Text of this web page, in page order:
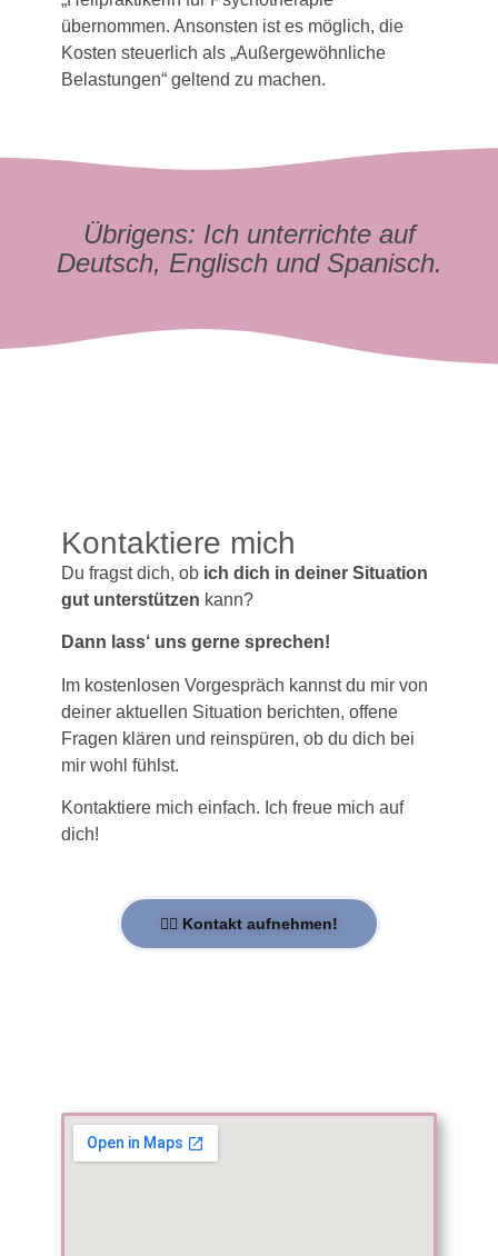
übernommen. Ansonsten ist es möglich, die
Kosten steuerlich als „Außergewöhnliche
Belastungen“ geltend zu machen.
Übrigens: Ich unterrichte auf
Deutsch, Englisch und Spanisch.
Kontaktiere mich
Du fragst dich, ob ich dich in deiner Situation
gut unterstützen kann?
Dann lass‘ uns gerne sprechen!
Im kostenlosen Vorgespräch kannst du mir von
deiner aktuellen Situation berichten, offene
Fragen klären und reinspüren, ob du dich bei
mir wohl fühlst.
Kontaktiere mich einfach. Ich freue mich auf
dich!
👉🏻 Kontakt aufnehmen!